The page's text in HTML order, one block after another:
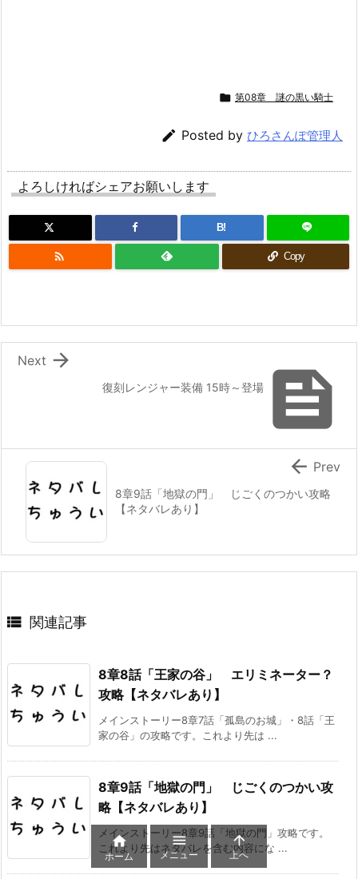
 第08章 謎の黒い騎士
 Posted by ひろさんぽ管理人
よろしければシェアお願いします
B!
 Copy

復刻レンジャー装備 15時～登場

Next
8章9話「地獄の門」 じごくのつかい攻略
【ネタバレあり】
 Prev
 関連記事
8章8話「王家の谷」 エリミネーター？
攻略【ネタバレあり】
メインストーリー8章7話「孤島のお城」・8話「王
家の谷」の攻略です。これより先は ...
8章9話「地獄の門」 じごくのつかい攻
略【ネタバレあり】
メインストーリー8章9話「地獄の門」攻略です。
これより先はネタバレを含む内容にな ...

ホーム

メニュー

上へ